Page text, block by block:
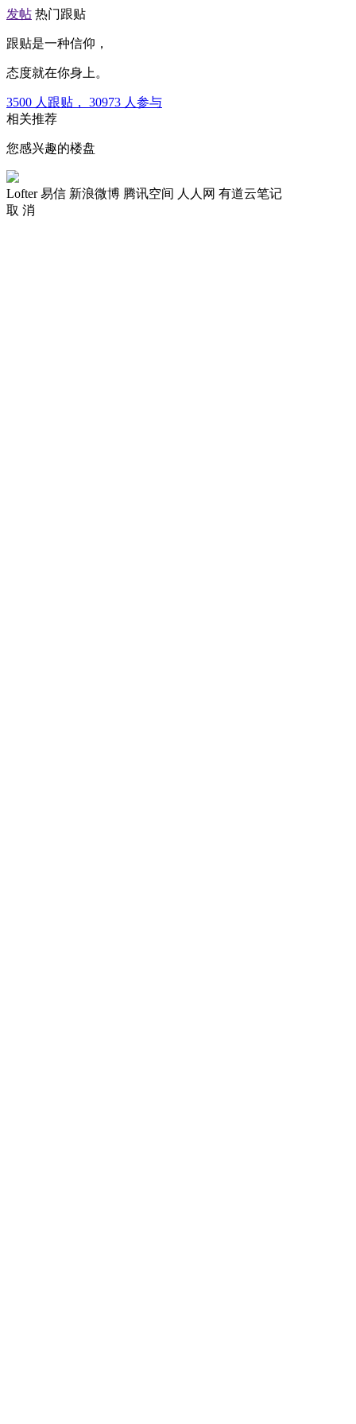
发帖 热门跟贴
跟贴是一种信仰，
态度就在你身上。
3500 人跟贴， 30973 人参与
相关推荐
您感兴趣的楼盘
Lofter 易信 新浪微博 腾讯空间 人人网 有道云笔记
取 消